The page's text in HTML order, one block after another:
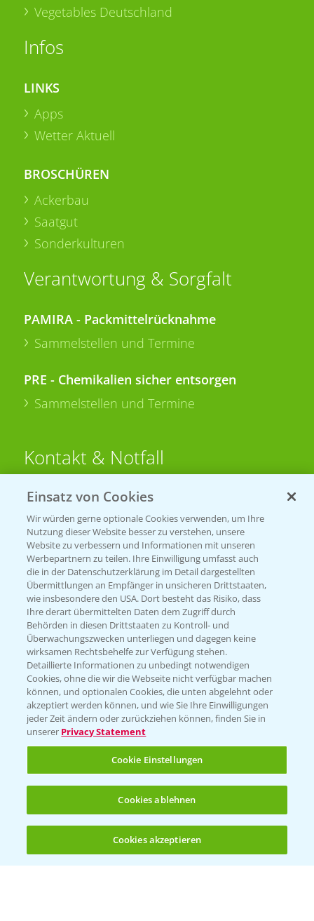
(noch 4)
Vegetables Deutschland
Infos
LINKS
Apps
Wetter Aktuell
BROSCHÜREN
Ackerbau
Saatgut
Sonderkulturen
Verantwortung & Sorgfalt
PAMIRA - Packmittelrücknahme
Sammelstellen und Termine
PRE - Chemikalien sicher entsorgen
Sammelstellen und Termine
Kontakt & Notfall
Beratung auf WhatsApp
T.+49 (0)174 346 564 1
KONTAKT
Hilfe in Notfällen
T.+49 (0)214/30-20220
Folgen Sie uns
Allgemeine Nutzungsbedingungen
Datenschutzerklärung
Einsatz von Cookies
Wir würden gerne optionale Cookies verwenden, um Ihre
Nutzung dieser Website besser zu verstehen, unsere
Website zu verbessern und Informationen mit unseren
Werbepartnern zu teilen. Ihre Einwilligung umfasst auch
die in der Datenschutzerklärung im Detail dargestellten
Übermittlungen an Empfänger in unsicheren Drittstaaten,
wie insbesondere den USA. Dort besteht das Risiko, dass
Ihre derart übermittelten Daten dem Zugriff durch
Behörden in diesen Drittstaaten zu Kontroll- und
Überwachungszwecken unterliegen und dagegen keine
wirksamen Rechtsbehelfe zur Verfügung stehen.
Detaillierte Informationen zu unbedingt notwendigen
Cookies, ohne die wir die Webseite nicht verfügbar machen
können, und optionalen Cookies, die unten abgelehnt oder
akzeptiert werden können, und wie Sie Ihre Einwilligungen
jeder Zeit ändern oder zurückziehen können, finden Sie in
unserer Privacy Statement
Cookie Einstellungen
Cookies ablehnen
Cookies akzeptieren